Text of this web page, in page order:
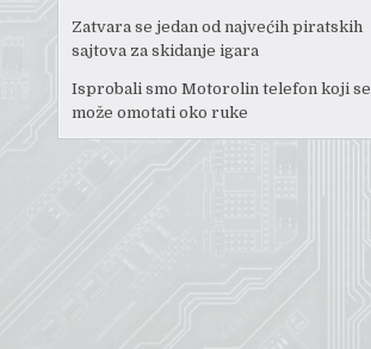
Zatvara se jedan od najvećih piratskih
sajtova za skidanje igara
Isprobali smo Motorolin telefon koji se
može omotati oko ruke